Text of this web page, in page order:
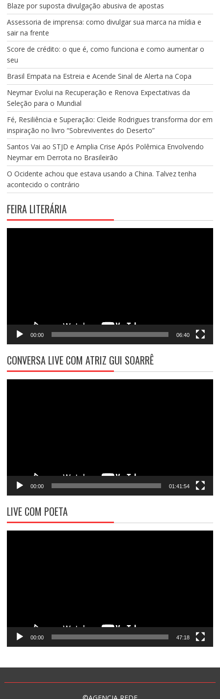
Blaze por suposta divulgação abusiva de apostas
Assessoria de imprensa: como divulgar sua marca na mídia e
sair na frente
Score de crédito: o que é, como funciona e como aumentar o
seu
Brasil Empata na Estreia e Acende Sinal de Alerta na Copa
Neymar Evolui na Recuperação e Renova Expectativas da
Seleção para o Mundial
Fé, Resiliência e Superação: Cleide Rodrigues transforma dor em
inspiração no livro “Sobreviventes do Deserto”
Santos Vai ao STJD e Amplia Crise Após Polêmica Envolvendo
Neymar em Derrota no Brasileirão
O Ocidente achou que estava usando a China. Talvez tenha
acontecido o contrário
FEIRA LITERÁRIA
00:00 06:40
CONVERSA LIVE COM ATRIZ GUI SOARRÊ
00:00 01:41:54
LIVE COM POETA
00:00 47:18